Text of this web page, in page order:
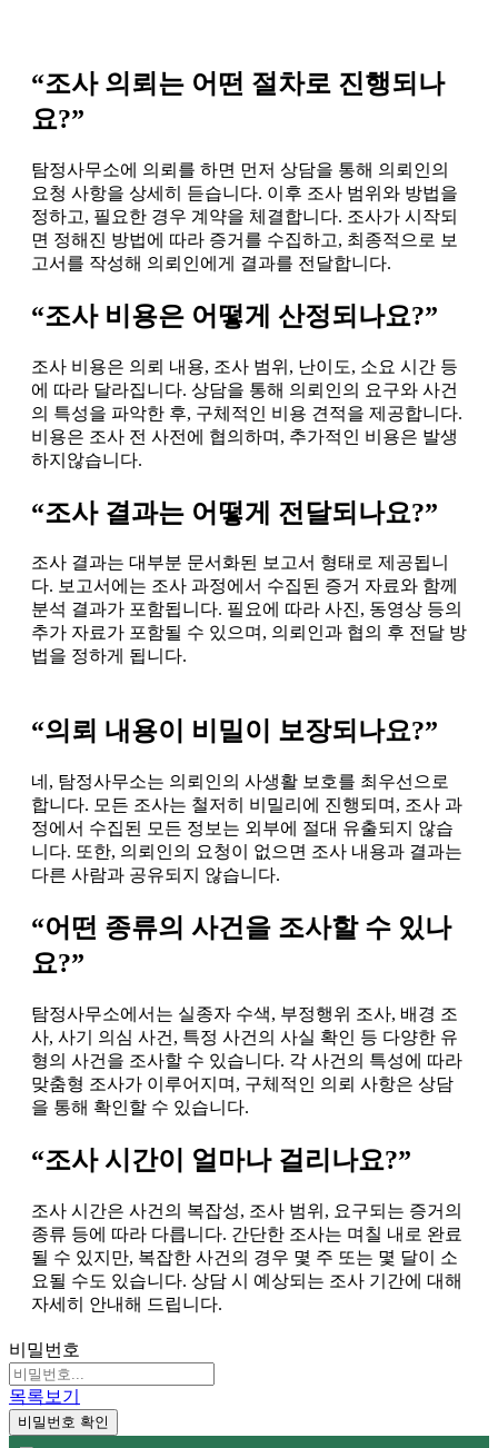
“조사 의뢰는 어떤 절차로 진행되나
요?”
탐정사무소에 의뢰를 하면 먼저 상담을 통해 의뢰인의
요청 사항을 상세히 듣습니다. 이후 조사 범위와 방법을
정하고, 필요한 경우 계약을 체결합니다. 조사가 시작되
면 정해진 방법에 따라 증거를 수집하고, 최종적으로 보
고서를 작성해 의뢰인에게 결과를 전달합니다.
“조사 비용은 어떻게 산정되나요?”
조사 비용은 의뢰 내용, 조사 범위, 난이도, 소요 시간 등
에 따라 달라집니다. 상담을 통해 의뢰인의 요구와 사건
의 특성을 파악한 후, 구체적인 비용 견적을 제공합니다.
비용은 조사 전 사전에 협의하며, 추가적인 비용은 발생
하지않습니다.
“조사 결과는 어떻게 전달되나요?”
조사 결과는 대부분 문서화된 보고서 형태로 제공됩니
다. 보고서에는 조사 과정에서 수집된 증거 자료와 함께
분석 결과가 포함됩니다. 필요에 따라 사진, 동영상 등의
추가 자료가 포함될 수 있으며, 의뢰인과 협의 후 전달 방
법을 정하게 됩니다.
“의뢰 내용이 비밀이 보장되나요?”
네, 탐정사무소는 의뢰인의 사생활 보호를 최우선으로
합니다. 모든 조사는 철저히 비밀리에 진행되며, 조사 과
정에서 수집된 모든 정보는 외부에 절대 유출되지 않습
니다. 또한, 의뢰인의 요청이 없으면 조사 내용과 결과는
다른 사람과 공유되지 않습니다.
“어떤 종류의 사건을 조사할 수 있나
요?”
탐정사무소에서는 실종자 수색, 부정행위 조사, 배경 조
사, 사기 의심 사건, 특정 사건의 사실 확인 등 다양한 유
형의 사건을 조사할 수 있습니다. 각 사건의 특성에 따라
맞춤형 조사가 이루어지며, 구체적인 의뢰 사항은 상담
을 통해 확인할 수 있습니다.
“조사 시간이 얼마나 걸리나요?”
조사 시간은 사건의 복잡성, 조사 범위, 요구되는 증거의
종류 등에 따라 다릅니다. 간단한 조사는 며칠 내로 완료
될 수 있지만, 복잡한 사건의 경우 몇 주 또는 몇 달이 소
요될 수도 있습니다. 상담 시 예상되는 조사 기간에 대해
자세히 안내해 드립니다.
비밀번호
목록보기
비밀번호 확인